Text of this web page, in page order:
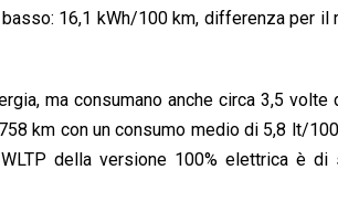
16,1 kWh/100 km, differenza per il
ma consumano anche circa 3,5 volte
km con un consumo medio di 5,8 lt/
della versione 100% elettrica è di